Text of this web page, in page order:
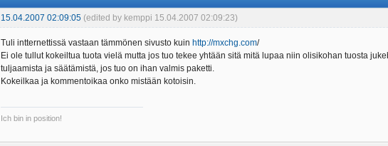
15.04.2007 02:09:05 (edited by kemppi 15.04.2007 02:09:23)
Tuli intternettissä vastaan tämmönen sivusto kuin http://mxchg.com/
Ei ole tullut kokeiltua tuota vielä mutta jos tuo tekee yhtään sitä mitä lupaa niin olisikohan tuosta
tuljaamista ja säätämistä, jos tuo on ihan valmis paketti.
Kokeilkaa ja kommentoikaa onko mistään kotoisin.
Ich bin in position!